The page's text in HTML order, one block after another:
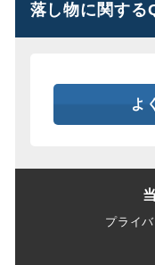
落し物に関する
よ
プライ